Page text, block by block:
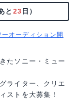
と 23 日）
オーディション開
たソニー・ミュー
ライター、クリエ
ストを大募集！